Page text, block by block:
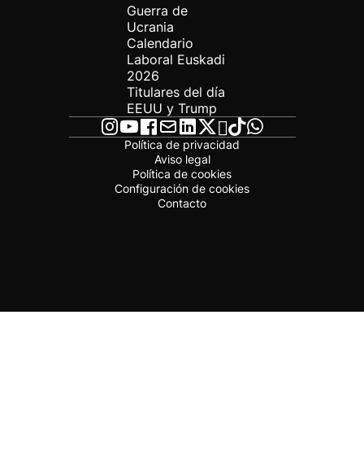
Guerra de
Ucrania
Calendario
Laboral Euskadi
2026
Titulares del día
EEUU y Trump
Política de privacidad
Aviso legal
Política de cookies
Configuración de cookies
Contacto